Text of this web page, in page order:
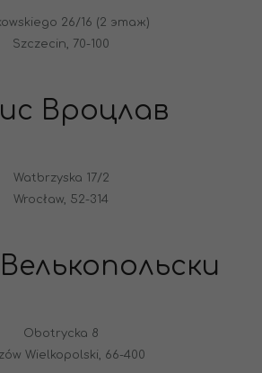
26/16 (2 этаж)
Szczecin, 70-100
Вроцлав
Watbrzyska 17/2
Wrocław, 52-314
Obotrycka 8
Wielkopolski, 66-400